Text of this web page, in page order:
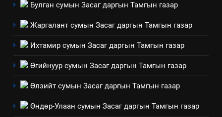
БАЙГУУЛНА
ЗАР ТАЗ-ЫН САЛБАР ЗӨВЛӨЛ
Төрийн албаны зөвлөлийн
Булган сумын Засаг даргын Тамгын газар
Жаргалант сумын Засаг даргын Тамгын газар
Ихтамир сумын Засаг даргын Тамгын газар
Өгийнуур сумын Засаг даргын Тамгын газар
Өлзийт сумын Засаг даргын Тамгын газар
Өндөр-Улаан сумын Засаг даргын Тамгын газар